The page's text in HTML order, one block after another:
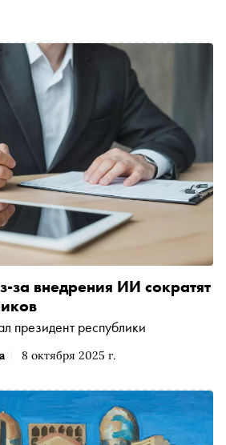
8 октября 2025 г.
за внедрения ИИ сократят
президент республики